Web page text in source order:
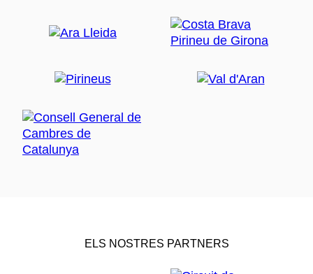
ELS NOSTRES PARTNERS